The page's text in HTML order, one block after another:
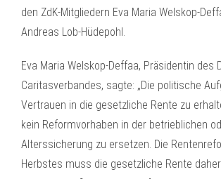
den ZdK-Mitgliedern Eva Maria Welskop-
Andreas Lob-Hüdepohl.
Eva Maria Welskop-Deffaa, Präsidentin des
Caritasverbandes, sagte: „Die politische
Vertrauen in die gesetzliche Rente zu
kein Reformvorhaben in der betrieblichen
Alterssicherung zu ersetzen. Die
Herbstes muss die gesetzliche Rente